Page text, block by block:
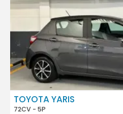
TOYOTA YARIS
72CV - 5P